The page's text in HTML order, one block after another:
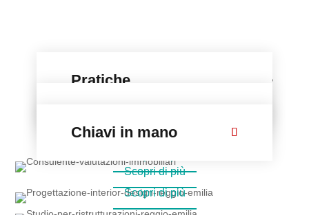
La tua nuova casa
Pratiche
Scopri di più
Chiavi in mano
Scopri di più